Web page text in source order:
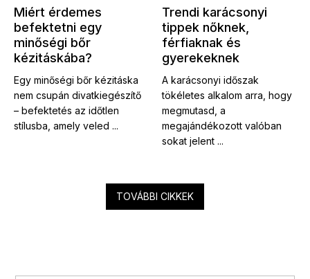
Miért érdemes
befektetni egy
minőségi bőr
kézitáskába?
Egy minőségi bőr kézitáska
nem csupán divatkiegészítő
– befektetés az időtlen
stílusba, amely veled ...
Trendi karácsonyi
tippek nőknek,
férfiaknak és
gyerekeknek
A karácsonyi időszak
tökéletes alkalom arra, hogy
megmutasd, a
megajándékozott valóban
sokat jelent ...
TOVÁBBI CIKKEK